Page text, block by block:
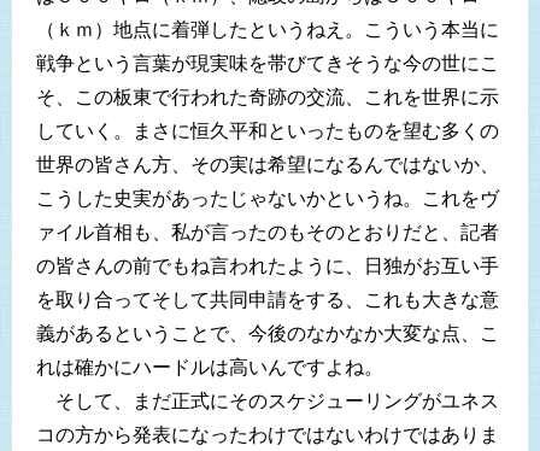
（ｋｍ）地点に着弾したというねえ。こういう本当に
戦争という言葉が現実味を帯びてきそうな今の世にこ
そ、この板東で行われた奇跡の交流、これを世界に示
していく。まさに恒久平和といったものを望む多くの
世界の皆さん方、その実は希望になるんではないか、
こうした史実があったじゃないかというね。これをヴ
ァイル首相も、私が言ったのもそのとおりだと、記者
の皆さんの前でもね言われたように、日独がお互い手
を取り合ってそして共同申請をする、これも大きな意
義があるということで、今後のなかなか大変な点、こ
れは確かにハードルは高いんですよね。
そして、まだ正式にそのスケジューリングがユネス
コの方から発表になったわけではないわけではありま